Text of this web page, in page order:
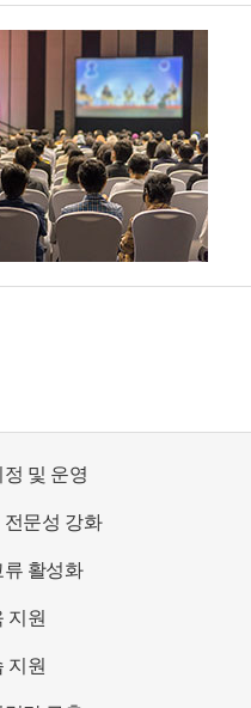
및 운영
문성 강화
활성화
지원
지원